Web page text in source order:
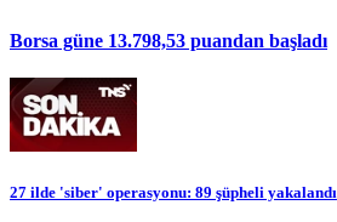
Borsa güne 13.798,53 puandan başladı
27 ilde 'siber' operasyonu: 89 şüpheli yakalandı